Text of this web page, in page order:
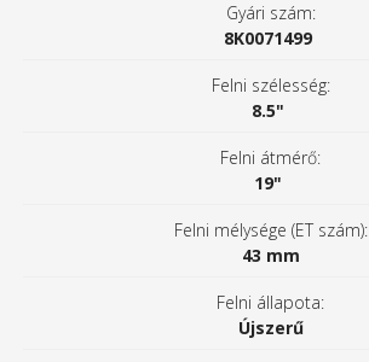
Gyári szám:
8K0071499
Felni szélesség:
8.5"
Felni átmérő:
19"
Felni mélysége (ET szám):
43 mm
Felni állapota:
Újszerű